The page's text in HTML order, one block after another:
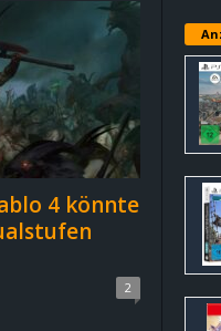
4 könnte
2